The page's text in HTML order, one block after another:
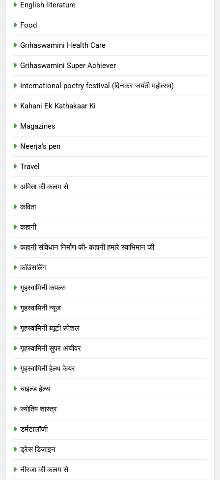
English literature
Food
Grihaswamini Health Care
Grihaswamini Super Achiever
International poetry festival (दिनकर जयंती महोत्सव)
Kahani Ek Kathakaar Ki
Magazines
Neerja's pen
Travel
अमिता की कलम से
कविता
कहानी
कहानी संविधान निर्माण की- कहानी हमारे स्वाभिमान की
कॉउंसलिंग
गृहस्वामिनी कपल्स
गृहस्वामिनी न्यूज
गृहस्वामिनी ब्यूटी स्पेशल
गृहस्वामिनी सुपर अचीवर
गृहस्वामिनी हेल्थ केयर
चाइल्ड हेल्थ
ज्योतिष शास्त्र
डर्मटालॉजी
ड्रेस डिजाइन
नीरजा की कलम से